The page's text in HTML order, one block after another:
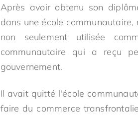
Après avoir obtenu son
dans une école
non seulement utilisée
communautaire qui a reçu
gouvernement.
Il avait quitté l'école
faire du commerce